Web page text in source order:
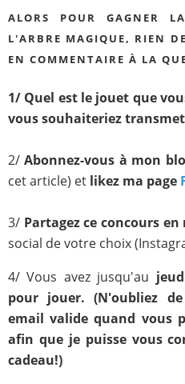
ALORS POUR GAGNER
L'ARBRE MAGIQUE, RIEN
EN COMMENTAIRE À LA
1/ Quel est le jouet que
vous souhaiteriez
2/Abonnez-vous à mon
cet article) et likez ma page
3/ Partagez ce concours en
social de votre choix
4/ Vous avez jusqu'au
pour jouer. (N'oubliez
email valide quand vous
afin que je puisse vous
cadeau!)